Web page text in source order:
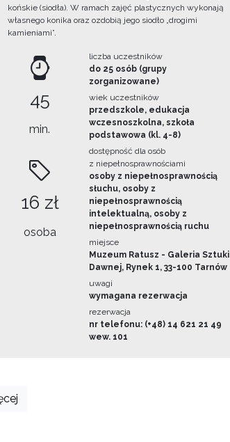
końskie (siodła). W ramach zajęć plastycznych wykonają
własnego konika oraz ozdobią jego siodło „drogimi
kamieniami”.
45
min.
16 zł
osoba
liczba uczestników
do 25 osób (grupy
zorganizowane)
wiek uczestników
przedszkole, edukacja
wczesnoszkolna, szkoła
podstawowa (kl. 4-8)
dostępność dla osób
z niepełnosprawnościami
osoby z niepełnosprawnością
słuchu, osoby z
niepełnosprawnością
intelektualną, osoby z
niepełnosprawnością ruchu
miejsce
Muzeum Ratusz - Galeria Sztuki
Dawnej, Rynek 1, 33-100 Tarnów
uwagi
wymagana rezerwacja
rezerwacja
nr telefonu: (+48) 14 621 21 49
wew. 101